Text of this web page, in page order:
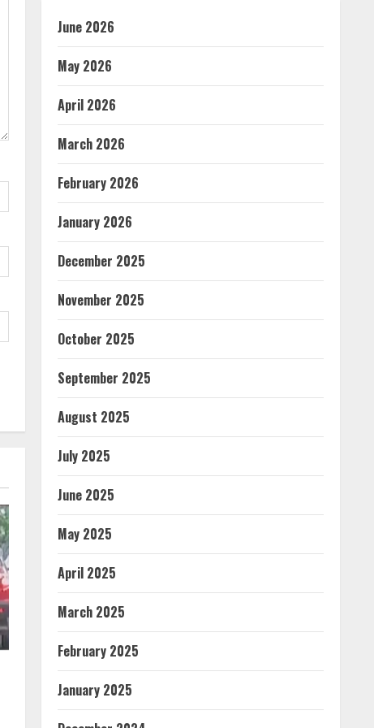
June 2026
May 2026
April 2026
March 2026
February 2026
January 2026
December 2025
November 2025
October 2025
September 2025
August 2025
July 2025
June 2025
May 2025
April 2025
March 2025
February 2025
January 2025